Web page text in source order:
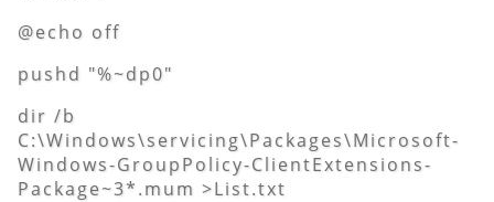
@echo off
pushd "%~dp0"
dir /b
C:\Windows\servicing\Packages\Microsoft-
Windows-GroupPolicy-ClientExtensions-
Package~3*.mum >List.txt